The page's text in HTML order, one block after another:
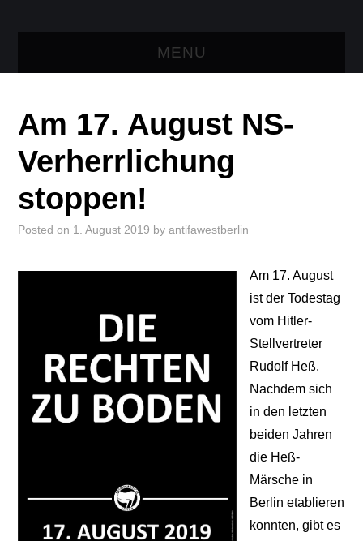
MENU
TRESEN
LINKS
KONTAKT
Am 17. August NS-
Verherrlichung
stoppen!
Posted on 1. August 2019 byantifawestberlin
Am 17. August
ist der Todestag
vom Hitler-
Stellvertreter
Rudolf Heß.
Nachdem sich
in den letzten
beiden Jahren
die Heß-
Märsche in
Berlin etablieren
konnten, gibt es